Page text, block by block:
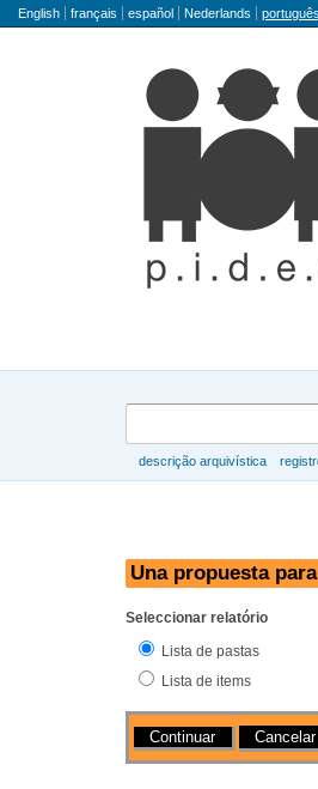
Idioma
English français español Nederlands português
descrição arquivística
Una propuesta
Seleccionar relatório
Lista de pastas
Lista de items
Acções Cancelar